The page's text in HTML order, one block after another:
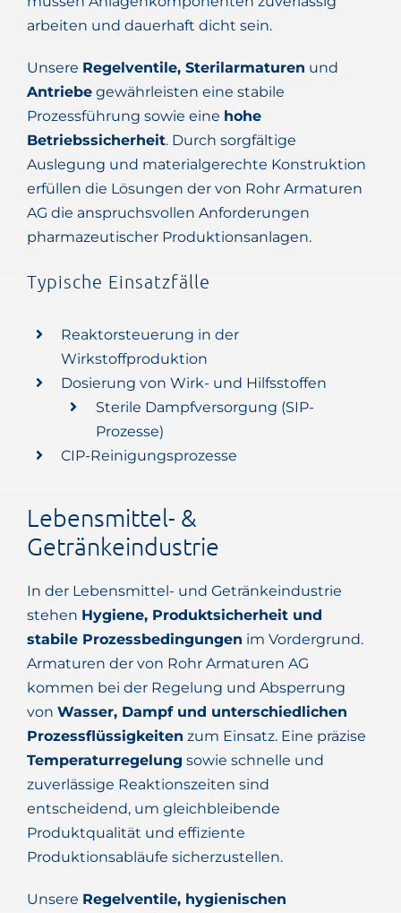
arbeiten und dauerhaft dicht sein.
Unsere Regelventile, Sterilarmaturen und
Antriebegewährleisten eine stabile
Prozessführung sowie eine hohe
Betriebssicherheit. Durch sorgfältige
Auslegung und materialgerechte Konstruktion
erfüllen die Lösungen der von Rohr Armaturen
AG die anspruchsvollen Anforderungen
pharmazeutischer Produktionsanlagen.
Typische Einsatzfälle
Reaktorsteuerung in der
Wirkstoffproduktion
Dosierung von Wirk- und Hilfsstoffen
Sterile Dampfversorgung (SIP-
Prozesse)
CIP-Reinigungsprozesse
Lebensmittel- &
Getränkeindustrie
In der Lebensmittel- und Getränkeindustrie
stehen Hygiene, Produktsicherheit und
stabile Prozessbedingungen im Vordergrund.
Armaturen der von Rohr Armaturen AG
kommen bei der Regelung und Absperrung
von Wasser, Dampf und unterschiedlichen
Prozessflüssigkeiten zum Einsatz. Eine präzise
Temperaturregelung sowie schnelle und
zuverlässige Reaktionszeiten sind
entscheidend, um gleichbleibende
Produktqualität und effiziente
Produktionsabläufe sicherzustellen.
Unsere Regelventile, hygienischen